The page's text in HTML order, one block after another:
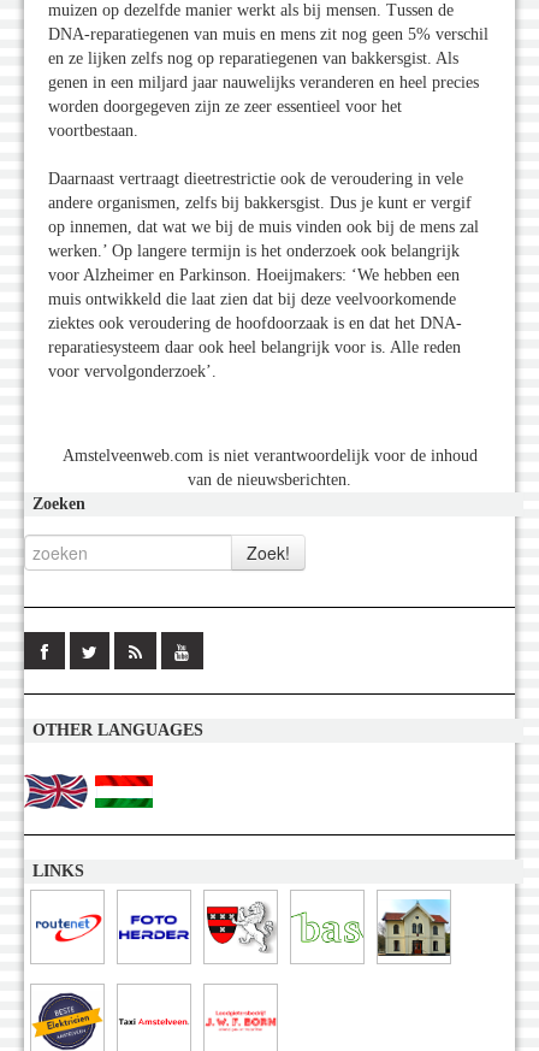
muizen op dezelfde manier werkt als bij mensen. Tussen de
DNA-reparatiegenen van muis en mens zit nog geen 5% verschil
en ze lijken zelfs nog op reparatiegenen van bakkersgist. Als
genen in een miljard jaar nauwelijks veranderen en heel precies
worden doorgegeven zijn ze zeer essentieel voor het
voortbestaan.
Daarnaast vertraagt dieetrestrictie ook de veroudering in vele
andere organismen, zelfs bij bakkersgist. Dus je kunt er vergif
op innemen, dat wat we bij de muis vinden ook bij de mens zal
werken.’ Op langere termijn is het onderzoek ook belangrijk
voor Alzheimer en Parkinson. Hoeijmakers: ‘We hebben een
muis ontwikkeld die laat zien dat bij deze veelvoorkomende
ziektes ook veroudering de hoofdoorzaak is en dat het DNA-
reparatiesysteem daar ook heel belangrijk voor is. Alle reden
voor vervolgonderzoek’.
Amstelveenweb.com is niet verantwoordelijk voor de inhoud
van de nieuwsberichten.
Zoeken
OTHER LANGUAGES
LINKS